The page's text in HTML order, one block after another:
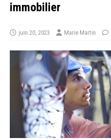
immobilier
juin 20, 2023 Marie Martin